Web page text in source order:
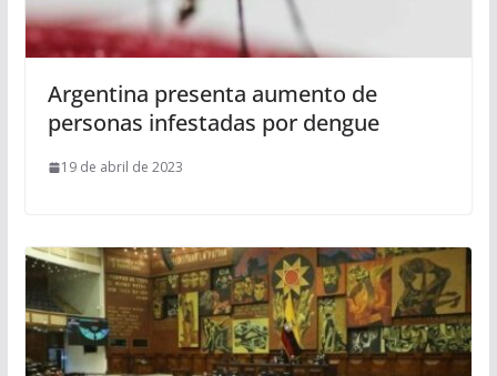
Argentina presenta aumento de
personas infestadas por dengue
19 de abril de 2023